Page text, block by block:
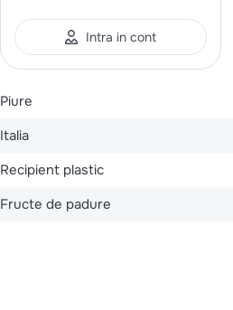
Intra in cont
Piure
Italia
Recipient plastic
Fructe de padure